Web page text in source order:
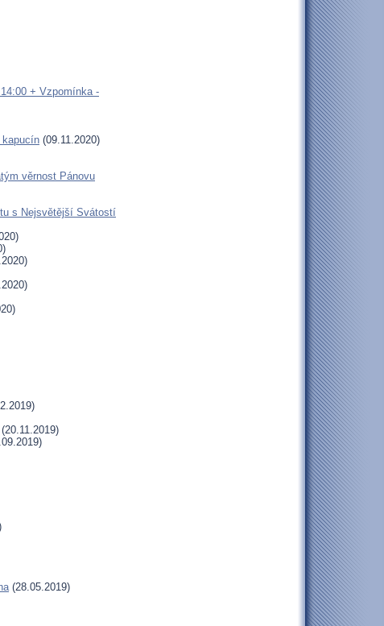
+ Vzpomínka -
(09.11.2020)
věrnost Pánovu
s Nejsvětější Svátostí
(20.11.2019)
(28.05.2019)